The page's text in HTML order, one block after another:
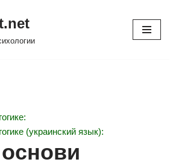
(украинский язык):